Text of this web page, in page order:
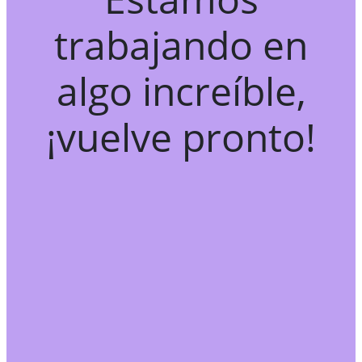
trabajando en
algo increíble,
¡vuelve pronto!